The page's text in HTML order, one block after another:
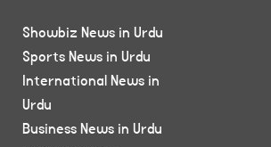
Showbiz News in Urdu
Sports News in Urdu
International News in
Urdu
Business News in Urdu